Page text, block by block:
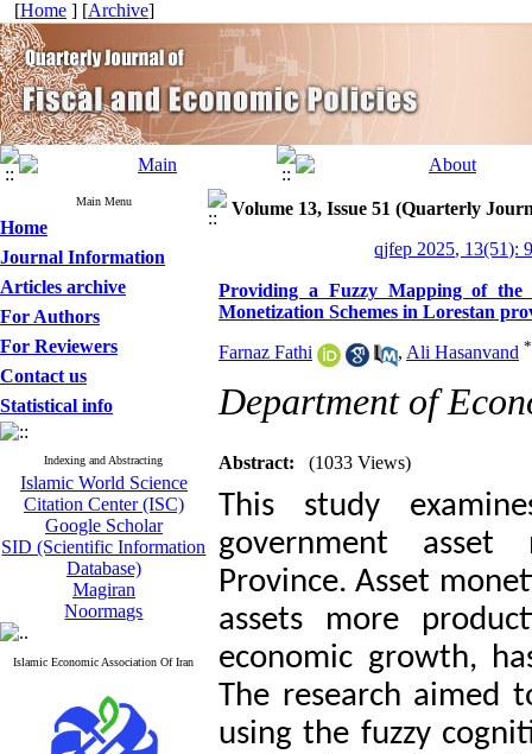
[Home ] [Archive]
Main Menu
Home
Journal Information
Articles archive
For Authors
For Reviewers
Contact us
Statistical info
Indexing and Abstracting
Islamic World Science
Citation Center (ISC)
Google Scholar
SID (Scientific Information
Database)
Magiran
Noormags
Islamic Economic Association Of Iran
Volume 13, Issue 51 (Quarterly
qjfep 2025, 13(51):
Providing a Fuzzy Mapping of the
Monetization Schemes in Lorestan
Farnaz Fathi , Ali Hasanvand *
Department of
Abstract: (1033 Views)
This study
government asset
Province. Asset
assets more
economic growth,
The research aimed
using the fuzzy